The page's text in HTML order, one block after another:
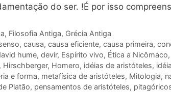
do ser. !É por isso
, Filosofia Antiga, Grécia Antiga
, causa, causa eficiente, causa primeira,
hume, devir, Espírito vivo, Ética a Nicômaco,
, Hirschberger, Homero, idéias de aristóteles,
e forma, metafísica de aristóteles, Mitologia,
Platão, pensamentos de aristóteles,